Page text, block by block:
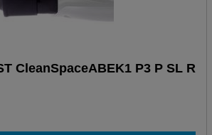
CleanSpaceABEK1 P3 P SL R